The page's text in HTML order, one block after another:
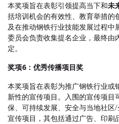
本奖项旨在表彰引领提高当下和未
括培训机会的有效性、教育举措的
及在推动钢铁行业技能发展过程中
委员会负责收集提名企业，最终由
定。
奖项6：优秀传播项目奖
本奖项旨在表彰为推广钢铁行业或
新性的宣传项目。入围的宣传项
保、可持续发展、安全与当地社区
宣传项目，其包括通过广告、印刷